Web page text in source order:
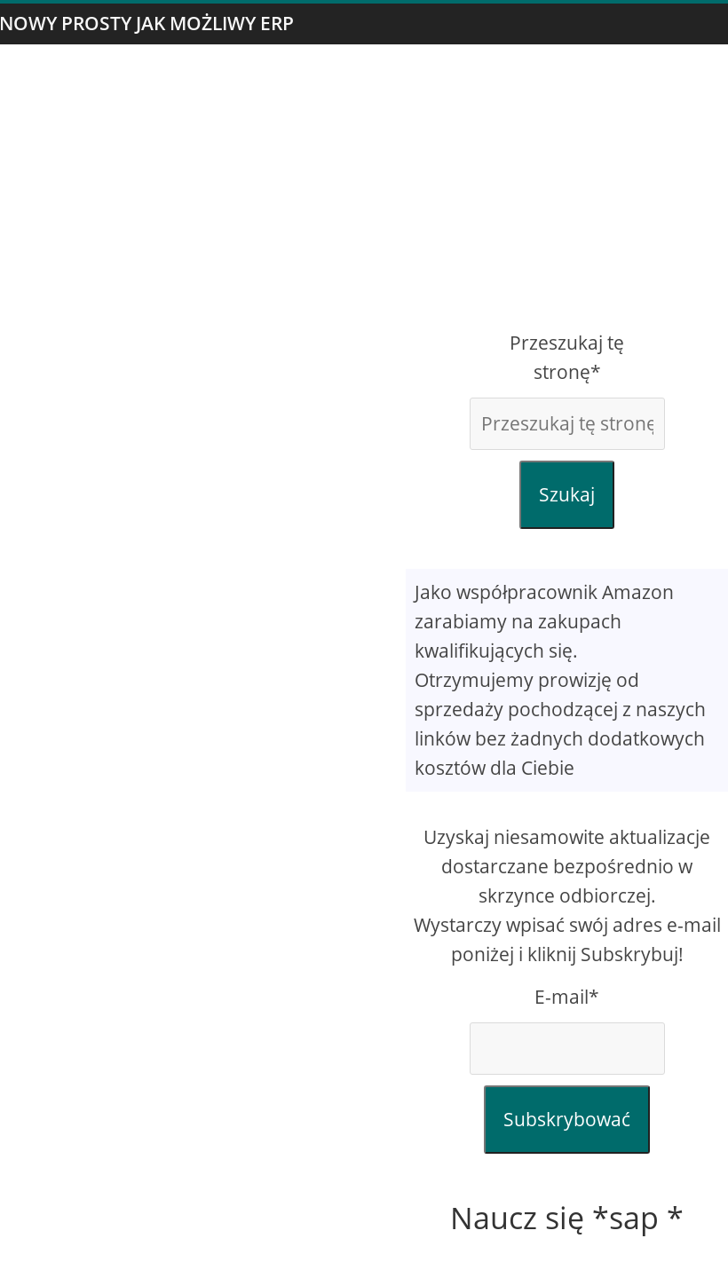
NOWY PROSTY JAK MOŻLIWY ERP
Przeszukaj tę
stronę*
Szukaj
Jako współpracownik Amazon
zarabiamy na zakupach
kwalifikujących się.
Otrzymujemy prowizję od
sprzedaży pochodzącej z naszych
linków bez żadnych dodatkowych
kosztów dla Ciebie
Uzyskaj niesamowite aktualizacje
dostarczane bezpośrednio w
skrzynce odbiorczej.
Wystarczy wpisać swój adres e-mail
poniżej i kliknij Subskrybuj!
E-mail*
Subskrybować
Naucz się *sap *